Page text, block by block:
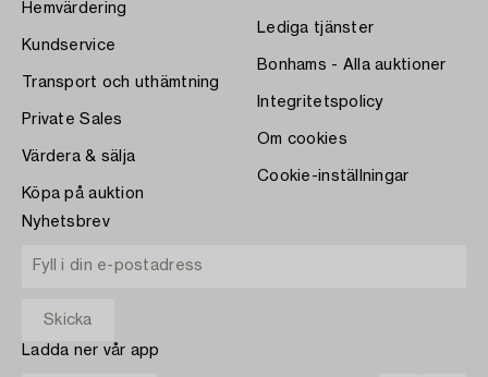
Hemvärdering
Kundservice
Transport och uthämtning
Private Sales
Värdera & sälja
Köpa på auktion
Lediga tjänster
Bonhams - Alla auktioner
Integritetspolicy
Om cookies
Cookie-inställningar
Nyhetsbrev
Ladda ner vår app